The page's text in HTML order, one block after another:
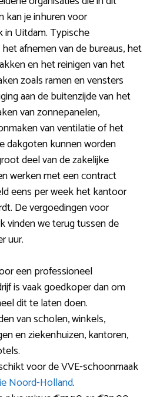
kan je inhuren voor
Uitdam. Typische
afnemen van de bureaus, het
en het reinigen van het
zoals ramen en vensters
aan de buitenzijde van het
van zonnepanelen,
van ventilatie of het
dakgoten kunnen worden
deel van de zakelijke
werken met een contract
eens per week het kantoor
De vergoedingen voor
vinden we terug tussen de
uur.
een professioneel
is vaak goedkoper dan om
dit te laten doen.
van scholen, winkels,
en ziekenhuizen, kantoren,
voor de VVE-schoonmaak
Noord-Holland.